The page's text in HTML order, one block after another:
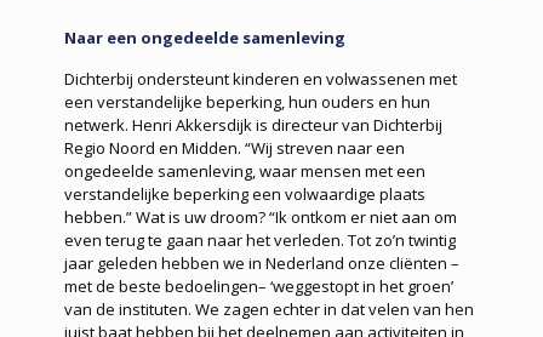
Naar een ongedeelde samenleving
Dichterbij ondersteunt kinderen en volwassenen met
een verstandelijke beperking, hun ouders en hun
netwerk. Henri Akkersdijk is directeur van Dichterbij
Regio Noord en Midden. “Wij streven naar een
ongedeelde samenleving, waar mensen met een
verstandelijke beperking een volwaardige plaats
hebben.” Wat is uw droom? “Ik ontkom er niet aan om
even terug te gaan naar het verleden. Tot zo’n twintig
jaar geleden hebben we in Nederland onze cliënten –
met de beste bedoelingen– ‘weggestopt in het groen’
van de instituten. We zagen echter in dat velen van hen
juist baat hebben bij het deelnemen aan activiteiten in